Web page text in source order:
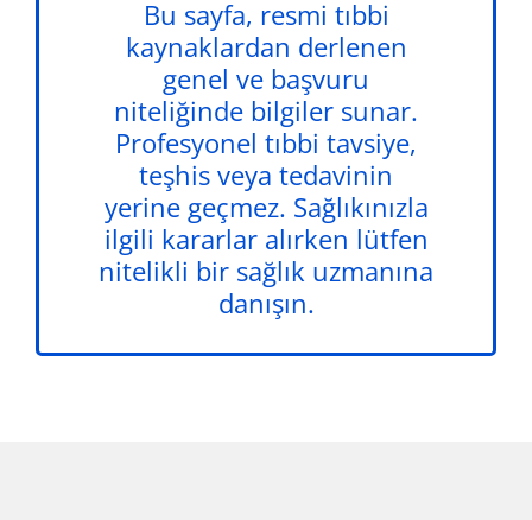
Bu sayfa, resmi tıbbi
kaynaklardan derlenen
genel ve başvuru
niteliğinde bilgiler sunar.
Profesyonel tıbbi tavsiye,
teşhis veya tedavinin
yerine geçmez. Sağlıkınızla
ilgili kararlar alırken lütfen
nitelikli bir sağlık uzmanına
danışın.